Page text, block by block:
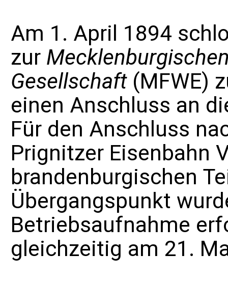
Am 1. April 1894
zur
Gesellschaft(MFWE)
einen Anschluss an
Für den Anschluss
Prignitzer Eisenbahn
brandenburgischen
Übergangspunkt
Betriebsaufnahme
gleichzeitig am 21.